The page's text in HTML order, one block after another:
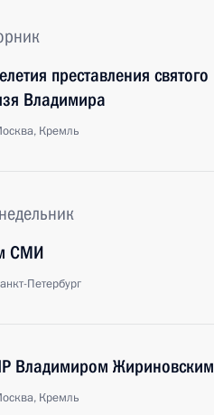
преставления святого
Владимира
Кремль
СМИ
Петербург
Владимиром Жириновским
Кремль